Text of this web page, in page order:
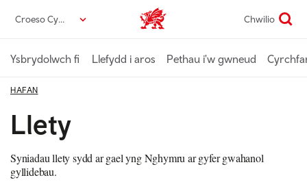
gynnwys
Croeso Cymru Croeso Cymru home Chwilio
Ysbrydolwch fi Llefydd i aros Pethau i'w gwneud
HAFAN
Llety
Syniadau llety sydd ar gael yng Nghymru ar gyfer gwahanol
gyllidebau.